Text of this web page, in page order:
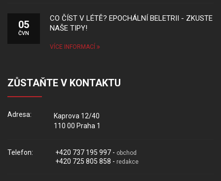
05
ČVN
CO ČÍST V LÉTĚ? EPOCHÁLNÍ BELETRII - ZKUSTE
NAŠE TIPY!
VÍCE INFORMACÍ
ZŮSTAŇTE V KONTAKTU
Adresa:
Kaprova 12/40
110 00 Praha 1
Telefon: +420 737 195 997 - obchod
+420 725 805 858 - redakce